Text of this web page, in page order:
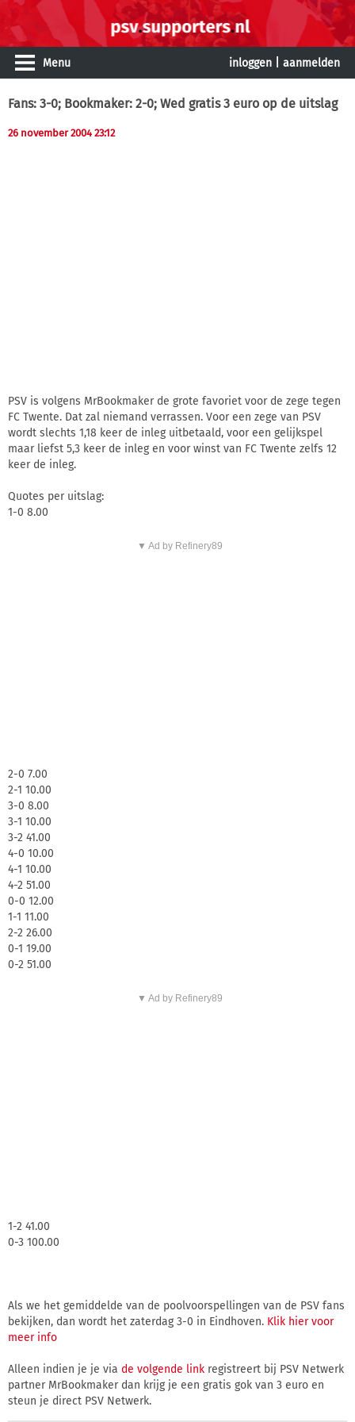
Menu inloggen aanmelden
Fans: 3-0; Bookmaker: 2-0; Wed gratis 3 euro op de uitslag
26 november 2004 23:12
PSV is volgens MrBookmaker de grote favoriet voor de zege tegen
FC Twente. Dat zal niemand verrassen. Voor een zege van PSV
wordt slechts 1,18 keer de inleg uitbetaald, voor een gelijkspel
maar liefst 5,3 keer de inleg en voor winst van FC Twente zelfs 12
keer de inleg.
Quotes per uitslag:
1-0 8.00
▼ Ad by Refinery89
2-0 7.00
2-1 10.00
3-0 8.00
3-1 10.00
3-2 41.00
4-0 10.00
4-1 10.00
4-2 51.00
0-0 12.00
1-1 11.00
2-2 26.00
0-1 19.00
0-2 51.00
▼ Ad by Refinery89
1-2 41.00
0-3 100.00
Als we het gemiddelde van de poolvoorspellingen van de PSV fans
bekijken, dan wordt het zaterdag 3-0 in Eindhoven. Klik hier voor
meer info
Alleen indien je je via de volgende link registreert bij PSV Netwerk
partner MrBookmaker dan krijg je een gratis gok van 3 euro en
steun je direct PSV Netwerk.